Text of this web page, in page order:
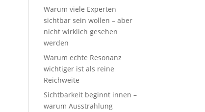
Warum viele Experten
sichtbar sein wollen – aber
nicht wirklich gesehen
werden
Warum echte Resonanz
wichtiger ist als reine
Reichweite
Sichtbarkeit beginnt innen –
warum Ausstrahlung